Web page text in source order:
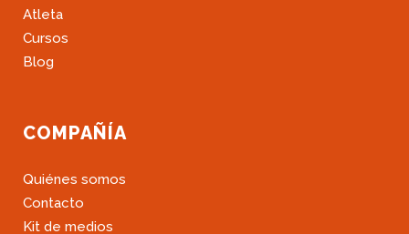
Atleta
Cursos
Blog
COMPAÑÍA
Quiénes somos
Contacto
Kit de medios